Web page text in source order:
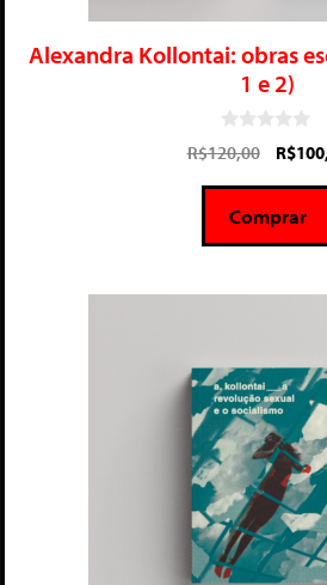
Alexandra Kollontai: obras
1 e 2)
0
d
5
R$120,00 R$
Comprar